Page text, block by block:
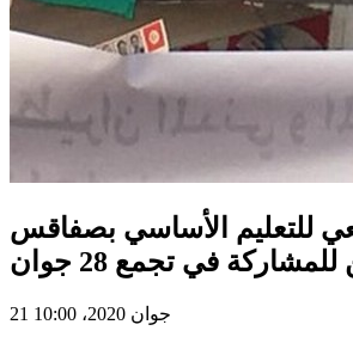
للتعليم الأساسي بصفاقس
في تجمع 28 جوان
21 جوان 2020، 10:00